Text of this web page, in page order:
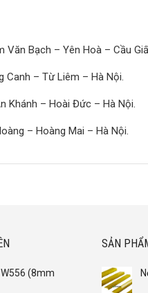
Văn Bạch – Yên Hoà – Cầu
Canh – Từ Liêm – Hà Nội.
Khánh – Hoài Đức – Hà Nội.
– Hoàng Mai – Hà Nội.
(8mm
SẢN